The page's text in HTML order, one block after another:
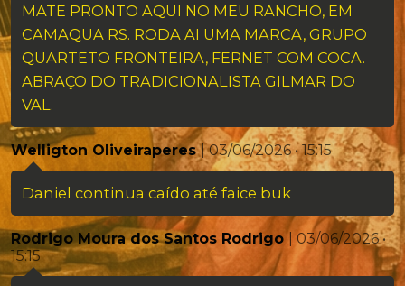
MATE PRONTO AQUI NO MEU RANCHO, EM
CAMAQUA RS. RODA AI UMA MARCA, GRUPO
QUARTETO FRONTEIRA, FERNET COM COCA.
ABRAÇO DO TRADICIONALISTA GILMAR DO
VAL.
Welligton Oliveiraperes| 03/06/2026 • 15:15
Daniel continua caído até faice buk
Rodrigo Moura dos Santos Rodrigo| 03/06/2026 •
15:15